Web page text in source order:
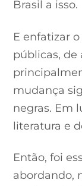
Brasil a isso.
E enfatizar
públicas, de
mudança
negras. Em
literatura e
Então, foi
abordando,